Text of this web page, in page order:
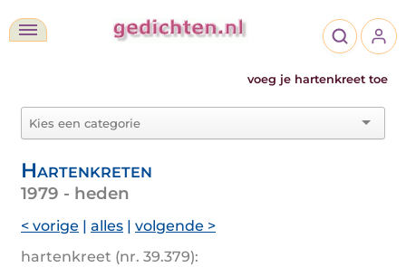
voeg je hartenkreet toe
Hartenkreten
1979 - heden
< vorige | alles | volgende >
hartenkreet (nr. 39.379):